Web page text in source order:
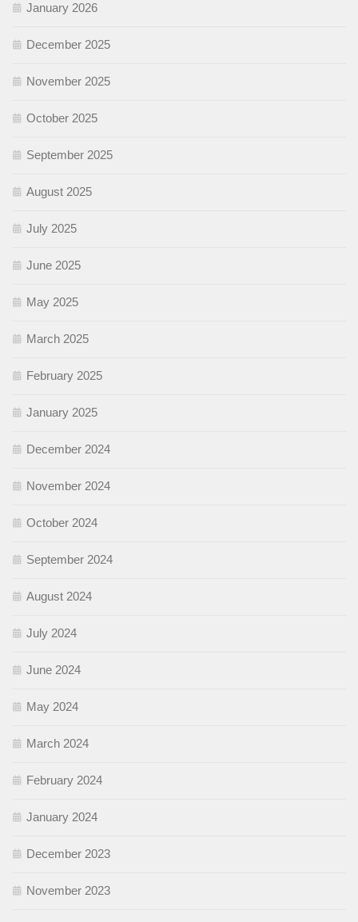
January 2026
December 2025
November 2025
October 2025
September 2025
August 2025
July 2025
June 2025
May 2025
March 2025
February 2025
January 2025
December 2024
November 2024
October 2024
September 2024
August 2024
July 2024
June 2024
May 2024
March 2024
February 2024
January 2024
December 2023
November 2023